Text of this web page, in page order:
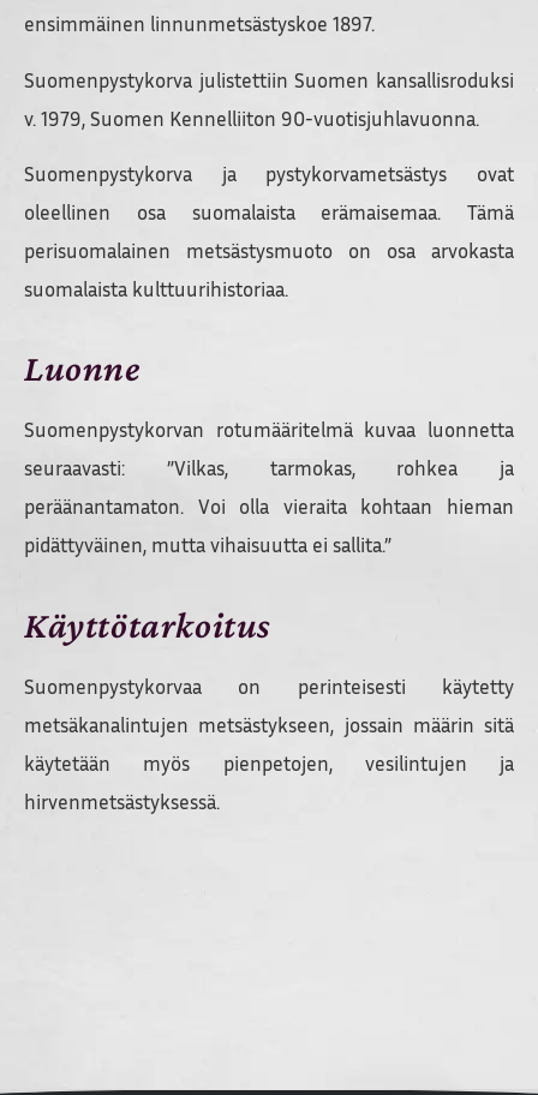
ensimmäinen linnunmetsästyskoe 1897.
Suomenpystykorva julistettiin Suomen kansallisroduksi
v. 1979, Suomen Kennelliiton 90-vuotisjuhlavuonna.
Suomenpystykorva ja pystykorvametsästys ovat
oleellinen osa suomalaista erämaisemaa. Tämä
perisuomalainen metsästysmuoto on osa arvokasta
suomalaista kulttuurihistoriaa.
Luonne
Suomenpystykorvan rotumääritelmä kuvaa luonnetta
seuraavasti: ”Vilkas, tarmokas, rohkea ja
peräänantamaton. Voi olla vieraita kohtaan hieman
pidättyväinen, mutta vihaisuutta ei sallita.”
Käyttötarkoitus
Suomenpystykorvaa on perinteisesti käytetty
metsäkanalintujen metsästykseen, jossain määrin sitä
käytetään myös pienpetojen, vesilintujen ja
hirvenmetsästyksessä.